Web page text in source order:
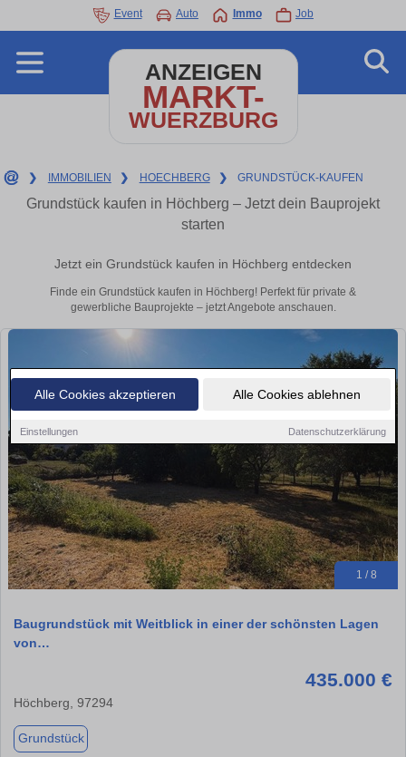
Alle Cookies akzeptieren Alle Cookies ablehnen
Einstellungen Datenschutzerklärung
Event Auto Immo Job
ANZEIGEN
MARKT-
WUERZBURG
❯ IMMOBILIEN ❯ HOECHBERG ❯ GRUNDSTÜCK-KAUFEN
Grundstück kaufen in Höchberg – Jetzt dein Bauprojekt
starten
Jetzt ein Grundstück kaufen in Höchberg entdecken
Finde ein Grundstück kaufen in Höchberg! Perfekt für private &
gewerbliche Bauprojekte – jetzt Angebote anschauen.
1 / 8
Baugrundstück mit Weitblick in einer der schönsten Lagen
von…
435.000 €
Höchberg, 97294
Grundstück